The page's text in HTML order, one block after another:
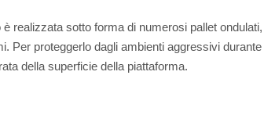
realizzata sotto forma di numerosi pallet
Per proteggerlo dagli ambienti aggressivi
della superficie della piattaforma.